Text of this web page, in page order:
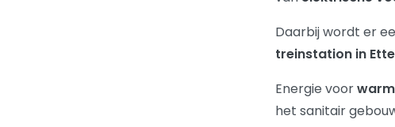
Daarbij wordt er
treinstation in
Energie voor
het sanitair